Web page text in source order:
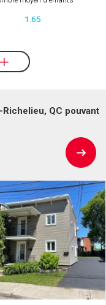
1.65
QC pouvant